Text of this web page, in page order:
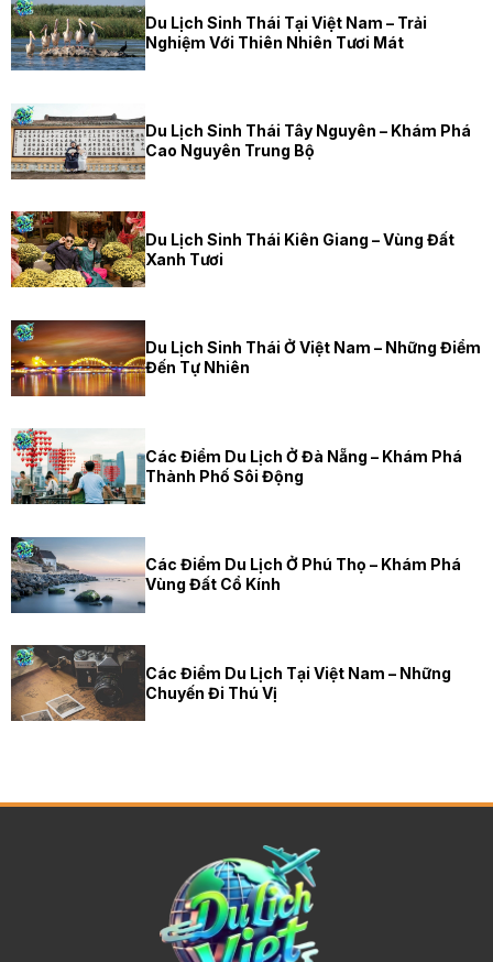
Du Lịch Sinh Thái Tại Việt Nam – Trải
Nghiệm Với Thiên Nhiên Tươi Mát
Du Lịch Sinh Thái Tây Nguyên – Khám Phá
Cao Nguyên Trung Bộ
Du Lịch Sinh Thái Kiên Giang – Vùng Đất
Xanh Tươi
Du Lịch Sinh Thái Ở Việt Nam – Những Điểm
Đến Tự Nhiên
Các Điểm Du Lịch Ở Đà Nẵng – Khám Phá
Thành Phố Sôi Động
Các Điểm Du Lịch Ở Phú Thọ – Khám Phá
Vùng Đất Cổ Kính
Các Điểm Du Lịch Tại Việt Nam – Những
Chuyến Đi Thú Vị